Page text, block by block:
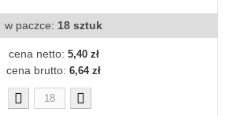
w paczce: 18 sztuk
cena netto: 5,40 zł
cena brutto: 6,64 zł